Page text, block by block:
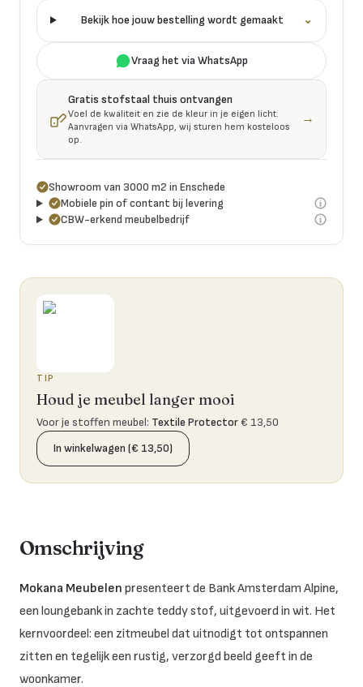
Bekijk hoe jouw bestelling wordt gemaakt ⌄
Vraag het via WhatsApp
Gratis stofstaal thuis ontvangen
Voel de kwaliteit en zie de kleur in je eigen licht.
Aanvragen via WhatsApp, wij sturen hem kosteloos
op.
→
Showroom van 3000 m2 in Enschede
Mobiele pin of contant bij levering
CBW-erkend meubelbedrijf
TIP
Houd je meubel langer mooi
Voor je stoffen meubel: Textile Protector€ 13,50
In winkelwagen (€ 13,50)
Omschrijving
Mokana Meubelen presenteert de Bank Amsterdam Alpine,
een loungebank in zachte teddy stof, uitgevoerd in wit. Het
kernvoordeel: een zitmeubel dat uitnodigt tot ontspannen
zitten en tegelijk een rustig, verzorgd beeld geeft in de
woonkamer.